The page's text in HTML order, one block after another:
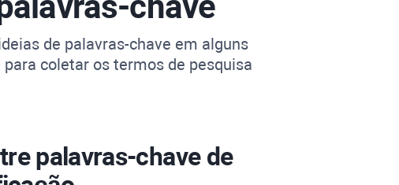
de palavras-chave em alguns
coletar os termos de pesquisa
palavras-chave de